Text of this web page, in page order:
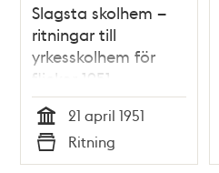
Slagsta skolhem –
ritningar till
yrkesskolhem för
flickor 1951
Tid
21 april 1951
Typ
Ritning